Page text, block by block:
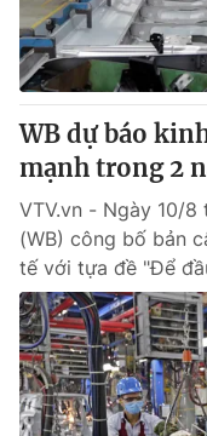
Thị trường 24h
VTV4
VTV9
Liên hệ tòa soạn
THỜI BÁO VTV
Theo dõi báo trên
WB dự báo
mạnh trong 2
VTV.vn - Ngày 10/8
(WB) công bố bản
tế với tựa đề "Để